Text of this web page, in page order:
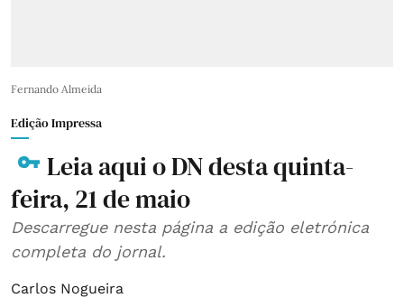
Fernando Almeida
Edição Impressa
Leia aqui o DN desta quinta-
feira, 21 de maio
Descarregue nesta página a edição eletrónica
completa do jornal.
Carlos Nogueira